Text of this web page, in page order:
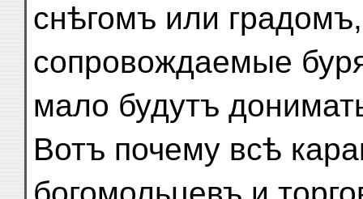
снѣгомъ или
сопровождаемые
мало будутъ
Вотъ почему всѣ